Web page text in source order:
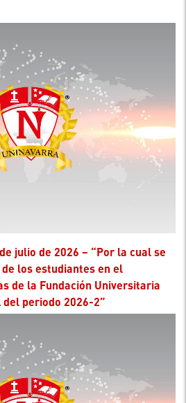
los estudiantes en el
de la Fundación Universitaria
del periodo 2026-2”